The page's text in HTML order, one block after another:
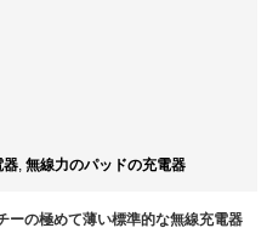
器, 無線力のパッドの充電器
ーの極めて薄い標準的な無線充電器